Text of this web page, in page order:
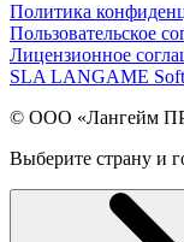
Политика
Пользовательское
Лицензионное
SLA LANGAME
© ООО «Лангейм
Выберите страну и